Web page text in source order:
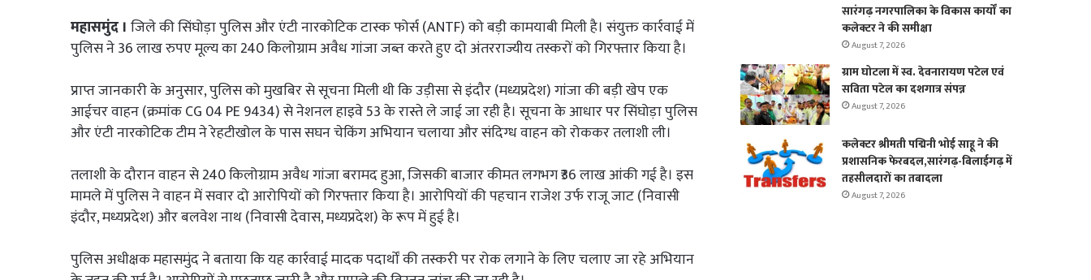
महासमुंद । जिले की सिंघोड़ा पुलिस और एंटी नारकोटिक टास्क फोर्स (ANTF) को बड़ी कामयाबी मिली है। संयुक्त कार्रवाई में
पुलिस ने 36 लाख रुपए मूल्य का 240 किलोग्राम अवैध गांजा जब्त करते हुए दो अंतरराज्यीय तस्करों को गिरफ्तार किया है।
प्राप्त जानकारी के अनुसार, पुलिस को मुखबिर से सूचना मिली थी कि उड़ीसा से इंदौर (मध्यप्रदेश) गांजा की बड़ी खेप एक
आईचर वाहन (क्रमांक CG 04 PE 9434) से नेशनल हाइवे 53 के रास्ते ले जाई जा रही है। सूचना के आधार पर सिंघोड़ा पुलिस
और एंटी नारकोटिक टीम ने रेहटीखोल के पास सघन चेकिंग अभियान चलाया और संदिग्ध वाहन को रोककर तलाशी ली।
तलाशी के दौरान वाहन से 240 किलोग्राम अवैध गांजा बरामद हुआ, जिसकी बाजार कीमत लगभग ₹36 लाख आंकी गई है। इस
मामले में पुलिस ने वाहन में सवार दो आरोपियों को गिरफ्तार किया है। आरोपियों की पहचान राजेश उर्फ राजू जाट (निवासी
इंदौर, मध्यप्रदेश) और बलवेश नाथ (निवासी देवास, मध्यप्रदेश) के रूप में हुई है।
पुलिस अधीक्षक महासमुंद ने बताया कि यह कार्रवाई मादक पदार्थों की तस्करी पर रोक लगाने के लिए चलाए जा रहे अभियान
सारंगढ़ नगरपालिका के विकास कार्यों का
कलेक्टर ने की समीक्षा
August 7, 2026
ग्राम घोटला में स्व. देवनारायण पटेल एवं
सविता पटेल का दशगात्र संपन्न
August 7, 2026
कलेक्टर श्रीमती पद्मिनी भोई साहू ने की
प्रशासनिक फेरबदल,सारंगढ़-बिलाईगढ़ में
तहसीलदारों का तबादला
August 7, 2026